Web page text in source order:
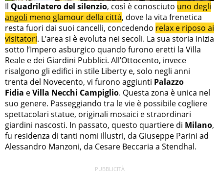
Il Quadrilatero del silenzio, così è conosciuto uno degli
angoli meno glamour della città, dove la vita frenetica
resta fuori dai suoi cancelli, concedendo relax e riposo ai
visitatori. L’area si è evoluta nei secoli. La sua storia inizia
sotto l’Impero asburgico quando furono eretti la Villa
Reale e dei Giardini Pubblici. All’Ottocento, invece
risalgono gli edifici in stile Liberty e, solo negli anni
trenta del Novecento, vi furono aggiunti Palazzo
Fidia eVilla Necchi Campiglio. Questa zona è unica nel
suo genere. Passeggiando tra le vie è possibile cogliere
spettacolari statue, originali mosaici e straordinari
giardini nascosti. In passato, questo quartiere di Milano,
fu residenza di tanti nomi illustri, da Giuseppe Parini ad
Alessandro Manzoni, da Cesare Beccaria a Stendhal.